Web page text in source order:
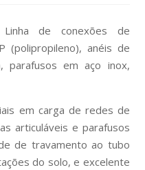
de conexões de
(polipropileno), anéis de
parafusos em aço inox,
em carga de redes de
articuláveis e parafusos
de travamento ao tubo
do solo, e excelente